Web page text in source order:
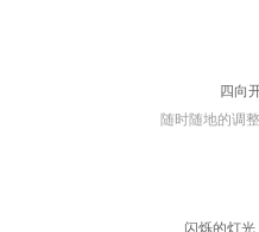
四向
随时随地的调
闪烁的灯